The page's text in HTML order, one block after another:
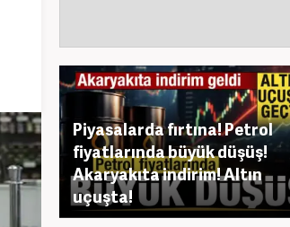
Piyasalarda fırtına! Petrol
fiyatlarında büyük düşüş!
Akaryakıta indirim! Altın
uçuşta!